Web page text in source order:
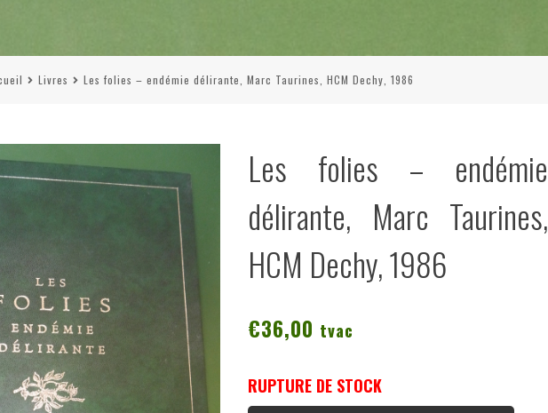
Livres Les folies – endémie délirante, Marc Taurines, HCM Dechy, 1986
Les folies – endémie
délirante, Marc Taurines,
HCM Dechy, 1986
€36,00 tvac
RUPTURE DE STOCK